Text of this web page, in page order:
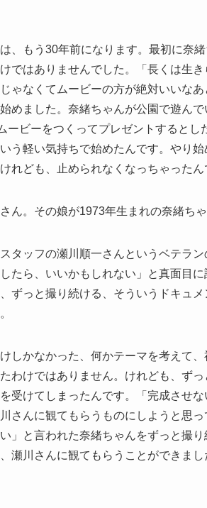
、もう30年前になります。最初に奈
ではありませんでした。「長くは生
ゃなくてムービーの方が絶対いいな
めました。奈緒ちゃんが公園で遊ん
ービーをつくってプレゼントするとし
う軽い気持ちで始めたんです。やり
れども、止められなくなっちゃったん
ん。その娘が1973年生まれの奈緒ちゃ
タッフの瀬川順一さんというベテラ
たら、いいかもしれない」と真面目
ずっと撮り続ける、そういうドキュ
しかなかった、何かテーマを考えて
わけではありません。けれども、ず
受けてしまったんです。「完成させ
さんに観てもらうものにしようと思
」と言われた奈緒ちゃんをずっと撮
瀬川さんに観てもらうことができま